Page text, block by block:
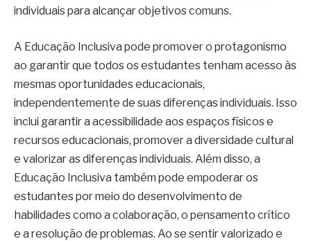
individuais para alcançar objetivos comuns.
A Educação Inclusiva pode promover o protagonismo
ao garantir que todos os estudantes tenham acesso às
mesmas oportunidades educacionais,
independentemente de suas diferenças individuais. Isso
inclui garantir a acessibilidade aos espaços físicos e
recursos educacionais, promover a diversidade cultural
e valorizar as diferenças individuais. Além disso, a
Educação Inclusiva também pode empoderar os
estudantes por meio do desenvolvimento de
habilidades como a colaboração, o pensamento crítico
e a resolução de problemas. Ao se sentir valorizado e